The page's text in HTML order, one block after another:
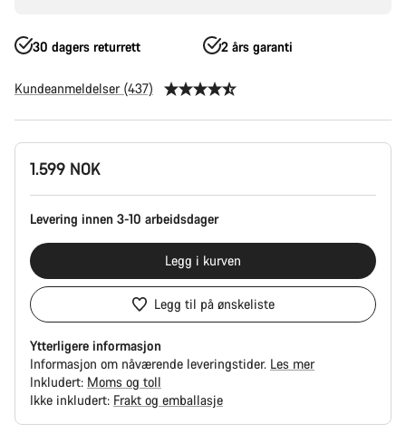
30 dagers returrett 2 års garanti
Kundeanmeldelser (437)
Produktkonfigurasjon
1.599 NOK
Levering innen 3-10 arbeidsdager
Legg i kurven
Legg til på ønskeliste
Ytterligere informasjon
Informasjon om nåværende leveringstider. Les mer
Inkludert: Moms og toll
Ikke inkludert: Frakt og emballasje